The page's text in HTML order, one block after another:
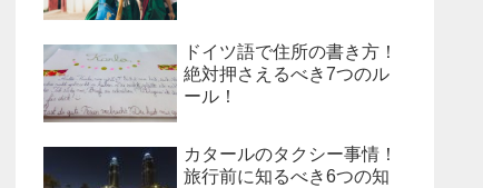
ドイツ語で住所の書き方！
絶対押さえるべき7つのル
ール！
カタールのタクシー事情！
旅行前に知るべき6つの知